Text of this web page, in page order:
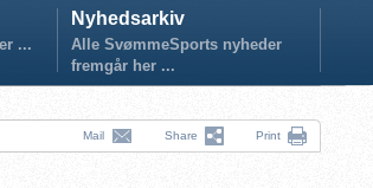
...
Nyhedsarkiv
Alle SvømmeSports nyheder
fremgår her ...
Mail Share Print